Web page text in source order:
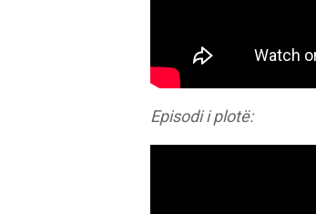
Episodi i plotë: